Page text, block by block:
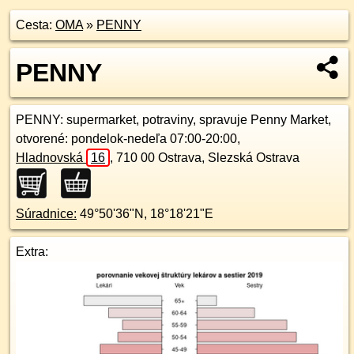
Cesta: OMA» PENNY
PENNY
PENNY: supermarket, potraviny, spravuje Penny Market,
otvorené: pondelok-nedeľa 07:00-20:00,
Hladnovská
16 , 710 00 Ostrava, Slezská Ostrava
Súradnice: 49°50'36"N , 18°18'21"E
Extra: